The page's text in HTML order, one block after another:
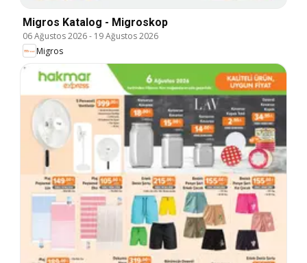
Migros Katalog - Migroskop
06 Ağustos 2026- 19 Ağustos 2026
Migros